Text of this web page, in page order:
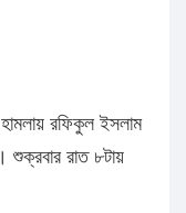
রফিকুল ইসলাম
রাত ৮টায়